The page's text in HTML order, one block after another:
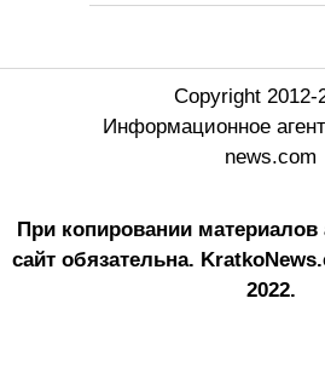
Copyright 2012-
Информационное
news.com
При копировании
сайт обязательна.
2022.